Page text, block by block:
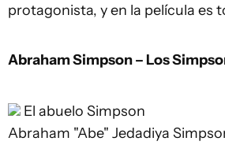
protagonista, y en la película es
Abraham Simpson – Los
El abuelo Simpson
Abraham "Abe" Jedadiya